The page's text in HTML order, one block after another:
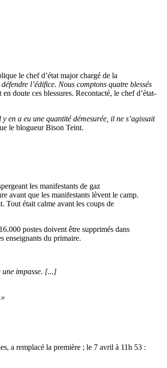
le chef d’état major chargé de la
l’édifice. Nous comptons quatre blessés
doute ces blessures. Recontacté, le chef d’état-
en a eu une quantité démesurée, il ne s’agissait
le blogueur Bison Teint.
les manifestants de gaz
avant que les manifestants lèvent le camp.
Tout était calme avant les coups de
postes doivent être supprimés dans
enseignants du primaire.
une impasse. [...]
a remplacé la première ; le 7 avril à 11h 53 :